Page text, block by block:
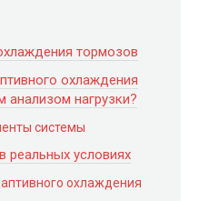
тормозов
охлаждения
нагрузки?
системы
реальных условиях
охлаждения